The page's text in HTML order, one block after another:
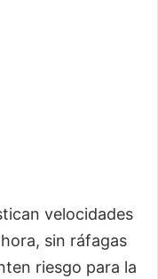
velocidades
sin ráfagas
riesgo para la